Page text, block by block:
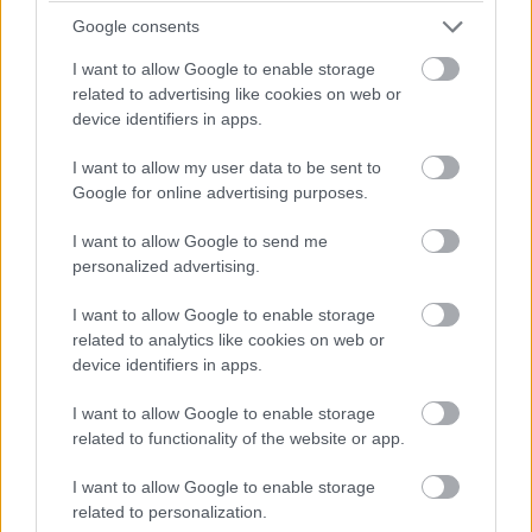
Google consents
I want to allow Google to enable storage
related to advertising like cookies on web or
device identifiers in apps.
I want to allow my user data to be sent to
Google for online advertising purposes.
I want to allow Google to send me
personalized advertising.
I want to allow Google to enable storage
related to analytics like cookies on web or
device identifiers in apps.
I want to allow Google to enable storage
related to functionality of the website or app.
I want to allow Google to enable storage
related to personalization.
leegyszerűsíthet.
Az egyik ilyen probléma a féreglyukaké. Az általános
relativitáselméletben a matematika lehetővé teszi a
féreglyukak létezését, de ezekhez negatív energiára van
kvantumgravitációval kapcsolatos elméleti munka
azonban hasonlóságot talált a féreglyukak és a
kvantumteleportációnak nevezett folyamat között.
Ráadásul sokkal könnyebb szimulálni egy féreglyukat, ha
holografikusan alakítjuk ki.
Ez a kapcsolat tette lehetővé a kvantumgravitáció első
tesztelését egy valódi kvantumszámítógépen
Sycamore processzorán. A rendszer kilenc qubitet -
kvantumbiteket, a kvantumszámítógépekben a